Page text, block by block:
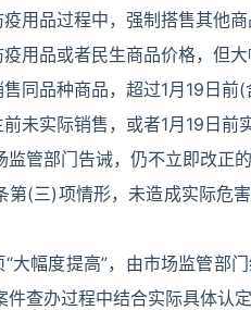
用品过程中，强制搭售其他
用品或者民生商品价格，但
同品种商品，超过1月19日
未实际销售，或者1月19日
管部门告诫，仍不立即改正的
第(三)项情形，未造成实际危
大幅度提高”，由市场监管部
查办过程中结合实际具体认定